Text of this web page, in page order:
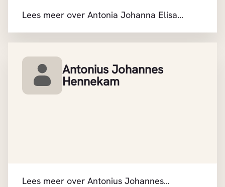
Lees meer over Antonia Johanna Elisa
Antonius Johannes
Hennekam
Lees meer over Antonius Johannes